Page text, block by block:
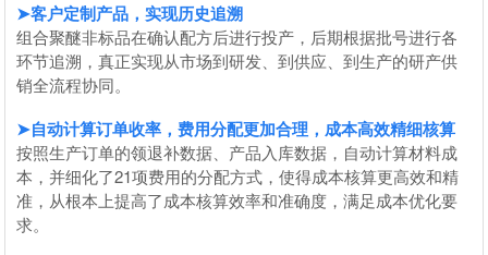
➤客户定制产品，实现历史追溯
组合聚醚非标品在确认配方后进行投产，后期根据批号进行各
环节追溯，真正实现从市场到研发、到供应、到生产的研产供
销全流程协同。
➤自动计算订单收率，费用分配更加合理，成本高效精细核算
按照生产订单的领退补数据、产品入库数据，自动计算材料成
本，并细化了21项费用的分配方式，使得成本核算更高效和精
准，从根本上提高了成本核算效率和准确度，满足成本优化要
求。